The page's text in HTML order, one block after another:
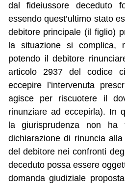
dal fideiussore deceduto
essendo quest’ultimo stato
debitore principale (il figlio)
la situazione si complica,
potendo il debitore
articolo 2937 del codice
eccepire l’intervenuta
agisce per riscuotere il
rinunziare ad eccepirla). In
la giurisprudenza non
dichiarazione di rinuncia
del debitore nei confronti
deceduto possa essere
domanda giudiziale